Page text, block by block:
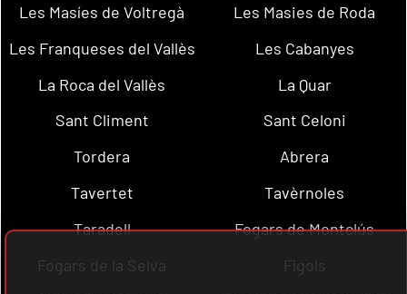
Les Masíes de Voltregà
Les Masies de Roda
Les Franqueses del Vallès
Les Cabanyes
La Roca del Vallès
La Quar
Sant Climent
Sant Celoni
Tordera
Abrera
Tavertet
Tavèrnoles
Taradell
Fogars de Montclús
Fogars de la Selva
Fígols